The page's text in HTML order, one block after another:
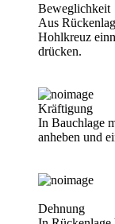
Beweglichkeit
Aus
Hohlkreuz
drücken.
Kräftigung
In Bauchlage
anheben und
Dehnung